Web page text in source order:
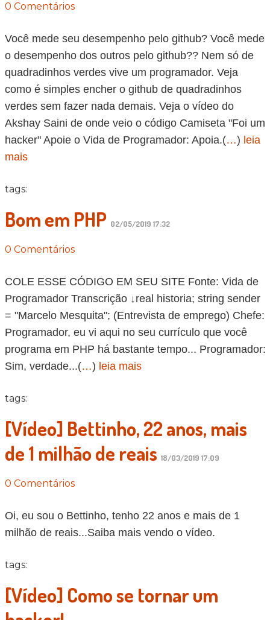
0 Comentários
Você mede seu desempenho pelo github? Você mede
o desempenho dos outros pelo github?? Nem só de
quadradinhos verdes vive um programador. Veja
como é simples encher o github de quadradinhos
verdes sem fazer nada demais. Veja o vídeo do
Akshay Saini de onde veio o código Camiseta "Foi um
hacker" Apoie o Vida de Programador: Apoia.(…) leia
mais
tags:
Bom em PHP 02/05/2019 17:32
0 Comentários
COLE ESSE CÓDIGO EM SEU SITE Fonte: Vida de
Programador Transcrição ↓real historia; string sender
= "Marcelo Mesquita"; (Entrevista de emprego) Chefe:
Programador, eu vi aqui no seu currículo que você
programa em PHP há bastante tempo... Programador:
Sim, verdade...(…) leia mais
tags:
[Vídeo] Bettinho, 22 anos, mais
de 1 milhão de reais 18/03/2019 17:09
0 Comentários
Oi, eu sou o Bettinho, tenho 22 anos e mais de 1
milhão de reais...Saiba mais vendo o vídeo.
tags:
[Vídeo] Como se tornar um